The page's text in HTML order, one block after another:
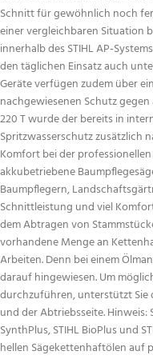
Schnitt für gewöhnlich noch
einer vergleichbaren Situation
innerhalb des STIHL
den täglichen Einsatz auch
Geräte verfügen zudem über
nachgewiesenen Schutz gegen
220 T wurde der bereits in
Spritzwasserschutz zusätzlich
Komfort bei der professionellen
akkubetriebene
Baumpflegern,
Schnittleistung und viel
dem Abtragen von
vorhandene Menge an
Arbeiten. Denn bei einem
darauf hingewiesen. Um
durchzuführen, unterstützt Sie
und der Abtriebsseite. Hinweis:
SynthPlus, STIHL BioPlus und
hellen Sägekettenhaftölen auf